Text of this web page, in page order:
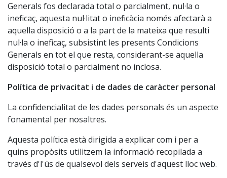
Generals fos declarada total o parcialment, nul·la o
ineficaç, aquesta nul·litat o ineficàcia només afectarà a
aquella disposició o a la part de la mateixa que resulti
nul·la o ineficaç, subsistint les presents Condicions
Generals en tot el que resta, considerant-se aquella
disposició total o parcialment no inclosa.
Política de privacitat i de dades de caràcter personal
La confidencialitat de les dades personals és un aspecte
fonamental per nosaltres.
Aquesta política està dirigida a explicar com i per a
quins propòsits utilitzem la informació recopilada a
través d'l'ús de qualsevol dels serveis d'aquest lloc web.